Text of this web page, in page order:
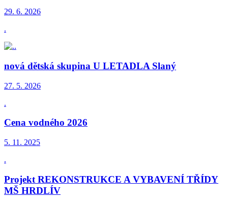
29. 6. 2026
.
nová dětská skupina U LETADLA Slaný
27. 5. 2026
.
Cena vodného 2026
5. 11. 2025
.
Projekt REKONSTRUKCE A VYBAVENÍ TŘÍDY
MŠ HRDLÍV